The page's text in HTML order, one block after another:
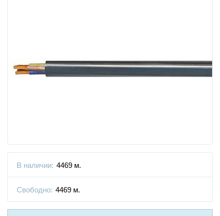
В наличии: 4469 м.
Свободно: 4469 м.